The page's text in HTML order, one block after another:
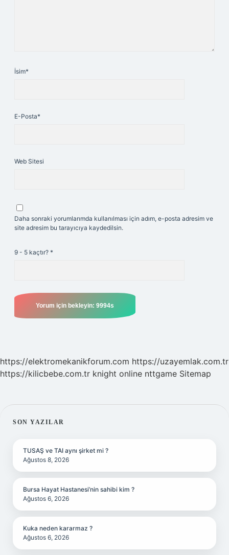
İsim*
E-Posta*
Web Sitesi
Daha sonraki yorumlarımda kullanılması için adım, e-posta adresim ve
site adresim bu tarayıcıya kaydedilsin.
9 - 5 kaçtır? *
https://elektromekanikforum.com https://uzayemlak.com.tr
https://kilicbebe.com.tr knight online nttgame Sitemap
SIDEBAR
SON YAZILAR
TUSAŞ ve TAI aynı şirket mi ?
Ağustos 8, 2026
Bursa Hayat Hastanesi’nin sahibi kim ?
Ağustos 6, 2026
Kuka neden kararmaz ?
Ağustos 6, 2026